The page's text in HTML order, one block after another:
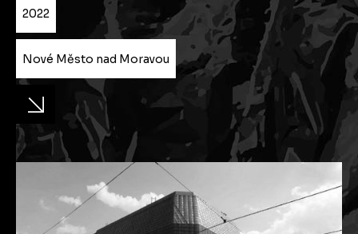
2022
Nové Město nad Moravou